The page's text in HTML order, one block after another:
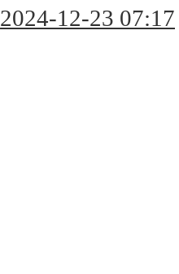
2024-12-23 07:17